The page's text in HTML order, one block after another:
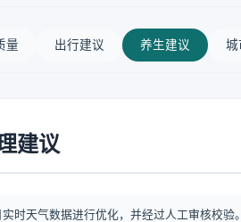
量 出行建议 养生建议 城
建议
时天气数据进行优化，并经过人工审核校